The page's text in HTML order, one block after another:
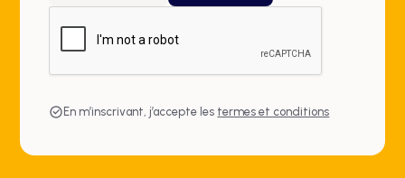
En m’inscrivant, j’accepte les termes et conditions